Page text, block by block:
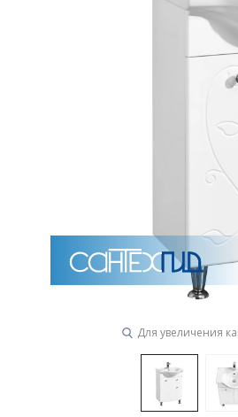
Комплектующие для
7
Тумбы для ванной
19 категорий
Для увеличения